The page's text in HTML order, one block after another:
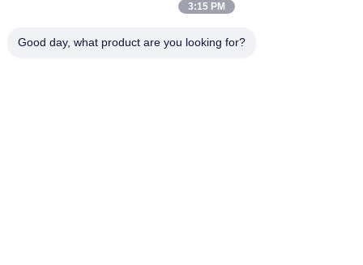
3:15 PM
Good day, what product are you looking for?